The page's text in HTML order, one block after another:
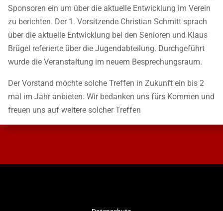
Sponsoren ein um über die aktuelle Entwicklung im Verein
zu berichten. Der 1. Vorsitzende Christian Schmitt sprach
über die aktuelle Entwicklung bei den Senioren und Klaus
Brügel referierte über die Jugendabteilung. Durchgeführt
wurde die Veranstaltung im neuem Besprechungsraum.
Der Vorstand möchte solche Treffen in Zukunft ein bis 2
mal im Jahr anbieten. Wir bedanken uns fürs Kommen und
freuen uns auf weitere solcher Treffen